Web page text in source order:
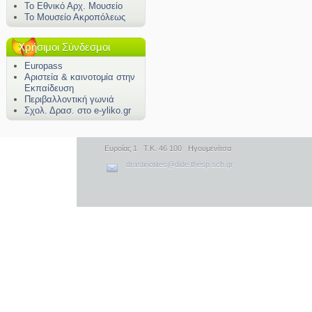
Το Εθνικό Αρχ. Μουσείο
Το Μουσείο Ακροπόλεως
Χρήσιμοι Σύνδεσμοι
Europass
Αριστεία & καινοτομία στην
Εκπαίδευση
Περιβαλλοντική γωνιά
Σχολ. Δρασ. στο e-yliko.gr
Ευροίας 1 Τ.Κ. 46 100 Ηγουμενίτσα
drastiriotites@dide.thesp.sch.gr